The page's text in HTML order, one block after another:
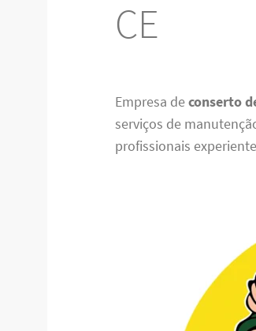
CE
Empresa deconserto
serviços de
profissionais